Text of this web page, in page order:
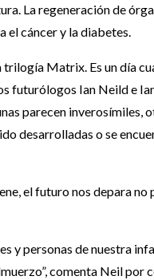
La regeneración de
el cáncer y la diabetes.
Matrix. Es un día
futurólogos Ian Neild e
parecen inverosímiles,
desarrolladas o se
el futuro nos depara
y personas de nuestra
comenta Neil